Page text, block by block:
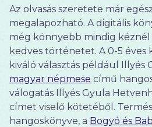
Az olvasás szeretete már
megalapozható. A digitális
még könnyebb mindig
kedves történetet. A 0-5 éves
kiváló választás például Illyés
magyar népmese című
válogatás Illyés Gyula
címet viselő kötetéből.
hangoskönyve, a Bogyó és